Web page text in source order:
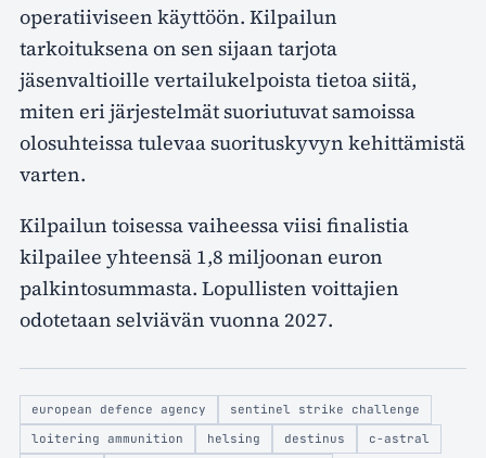
operatiiviseen käyttöön. Kilpailun
tarkoituksena on sen sijaan tarjota
jäsenvaltioille vertailukelpoista tietoa siitä,
miten eri järjestelmät suoriutuvat samoissa
olosuhteissa tulevaa suorituskyvyn kehittämistä
varten.
Kilpailun toisessa vaiheessa viisi finalistia
kilpailee yhteensä 1,8 miljoonan euron
palkintosummasta. Lopullisten voittajien
odotetaan selviävän vuonna 2027.
european defence agency
sentinel strike challenge
loitering ammunition
helsing destinus
c-astral